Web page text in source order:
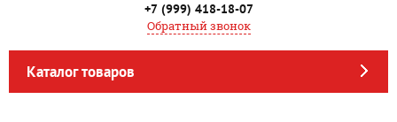
+7 (999) 418-18-07
Обратный звонок
Каталог товаров